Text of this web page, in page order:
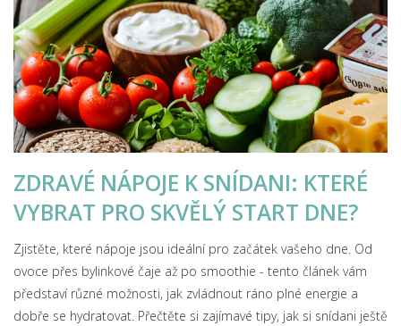
ZDRAVÉ NÁPOJE K SNÍDANI: KTERÉ
VYBRAT PRO SKVĚLÝ START DNE?
Zjistěte, které nápoje jsou ideální pro začátek vašeho dne. Od
ovoce přes bylinkové čaje až po smoothie - tento článek vám
představí různé možnosti, jak zvládnout ráno plné energie a
dobře se hydratovat. Přečtěte si zajímavé tipy, jak si snídani ještě